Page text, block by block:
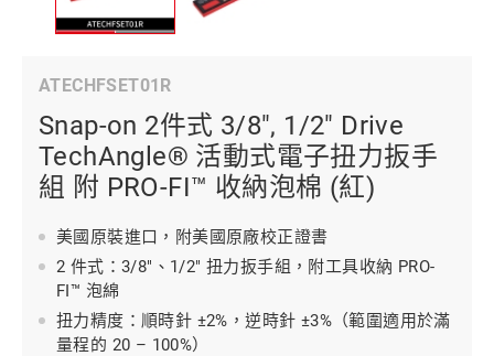
ATECHFSET01R
Snap-on 2件式 3/8", 1/2" Drive
TechAngle® 活動式電子扭力扳手
組 附 PRO-FI™ 收納泡棉 (紅)
美國原裝進口，附美國原廠校正證書
2 件式：3/8"、1/2" 扭力扳手組，附工具收納 PRO-
FI™ 泡綿
扭力精度：順時針 ±2%，逆時針 ±3%（範圍適用於滿
量程的 20 – 100%）